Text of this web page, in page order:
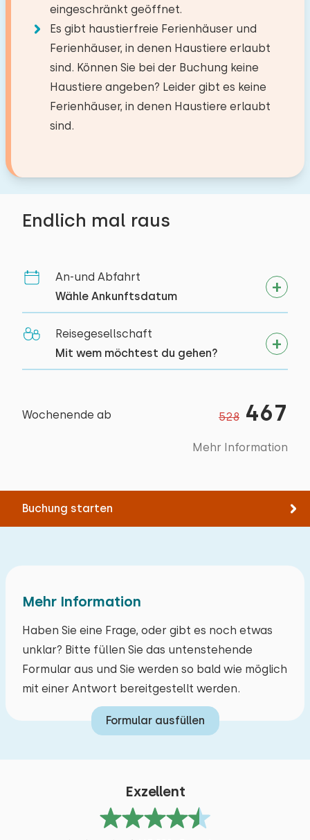
Endlich mal raus
Löschen
An-und Abfahrt
Wähle Ankunftsdatum
Reisegesellschaft
Mit wem möchtest du gehen?
Wochenende ab 528 467
Mehr Information
Buchung starten
eingeschränkt geöffnet.
Es gibt haustierfreie Ferienhäuser und
Ferienhäuser, in denen Haustiere erlaubt
sind. Können Sie bei der Buchung keine
Haustiere angeben? Leider gibt es keine
Ferienhäuser, in denen Haustiere erlaubt
sind.
Garten
Mit Terrasse
Gartenmöbel
Sonnenschirm
Zugänglichkeit
Abmessungen: 80 x 200
Bettdecke(n): Einzelbettdecke
Bett: Etagenbett
Abmessungen: 80 x 200
Bettdecke(n): Einzelbettdecke
Reiten
Segeln
Spazieren
Rad fahren
Tennis
Schwimmen
Mehr Information
Haben Sie eine Frage, oder gibt es noch etwas
unklar? Bitte füllen Sie das untenstehende
Formular aus und Sie werden so bald wie möglich
mit einer Antwort bereitgestellt werden.
Formular ausfüllen
Nur die Messer waren etwas stumpf.
Alle Bewertungen
Exzellent